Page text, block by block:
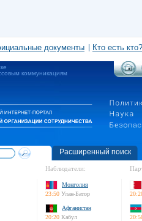
документы Кто есть кто?
коммуникациям
Расширенный поиск
Наблюдатели:
Монголия
23:50 Улан-Батор
Афганистан
20:20 Кабул